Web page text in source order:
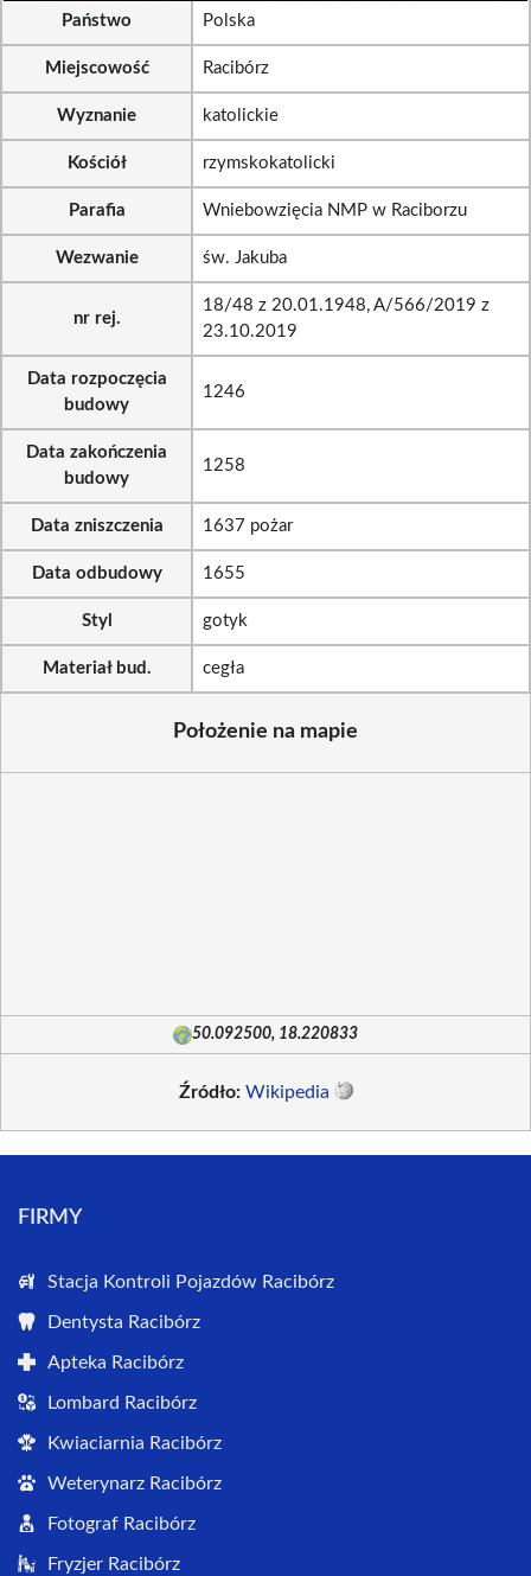
Państwo Polska
Miejscowość Racibórz
Wyznanie katolickie
Kościół rzymskokatolicki
Parafia Wniebowzięcia NMP w Raciborzu
Wezwanie św. Jakuba
nr rej.
18/48 z 20.01.1948, A/566/2019 z
23.10.2019
Data rozpoczęcia
budowy
1246
Data zakończenia
budowy
1258
Data zniszczenia 1637 pożar
Data odbudowy 1655
Styl gotyk
Materiał bud. cegła
Położenie na mapie
50.092500, 18.220833
Źródło: Wikipedia
FIRMY
Stacja Kontroli Pojazdów Racibórz
Dentysta Racibórz
Apteka Racibórz
Lombard Racibórz
Kwiaciarnia Racibórz
Weterynarz Racibórz
Fotograf Racibórz
Fryzjer Racibórz